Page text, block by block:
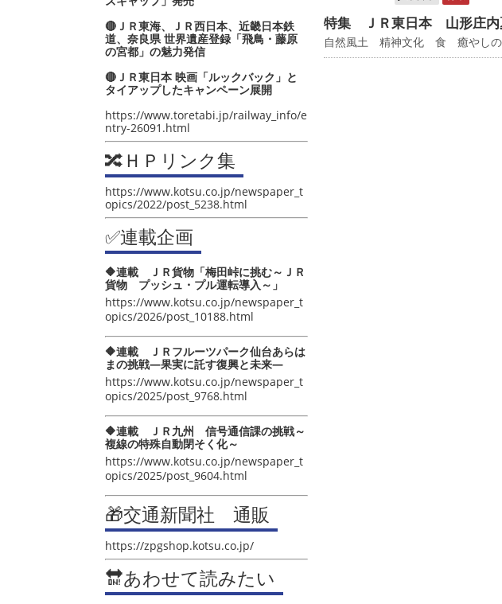
🔴ＪＲ東海、ＪＲ西日本、近畿日本鉄
道、奈良県 世界遺産登録「飛鳥・藤原
の宮都」の魅力発信
🔴ＪＲ東日本 映画「ルックバック」と
タイアップしたキャンペーン展開
https://www.toretabi.jp/railway_info/e
ntry-26091.html
🔀ＨＰリンク集
https://www.kotsu.co.jp/newspaper_t
opics/2022/post_5238.html
✅連載企画
🔶連載 ＪＲ貨物「梅田峠に挑む～ＪＲ
貨物 プッシュ・プル運転導入～」
https://www.kotsu.co.jp/newspaper_t
opics/2026/post_10188.html
🔶連載 ＪＲフルーツパーク仙台あらは
まの挑戦―果実に託す復興と未来―
https://www.kotsu.co.jp/newspaper_t
opics/2025/post_9768.html
🔶連載 ＪＲ九州 信号通信課の挑戦～
複線の特殊自動閉そく化～
https://www.kotsu.co.jp/newspaper_t
opics/2025/post_9604.html
🎁交通新聞社 通販
https://zpgshop.kotsu.co.jp/
🔛あわせて読みたい
特集 ＪＲ東日本 山形庄内
自然風土 精神文化 食 癒やしの